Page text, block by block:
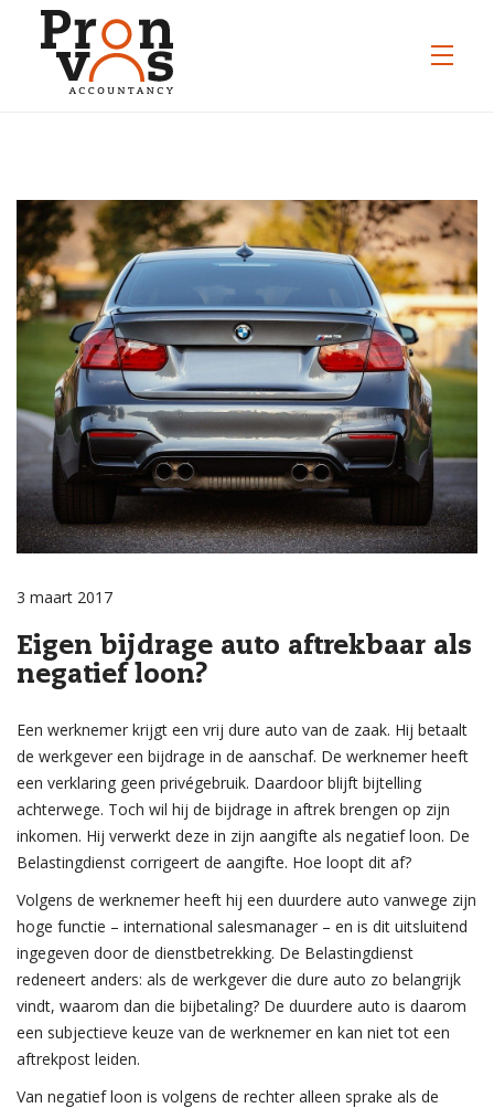
3 maart 2017
Eigen bijdrage auto aftrekbaar als
negatief loon?
Een werknemer krijgt een vrij dure auto van de zaak. Hij betaalt
de werkgever een bijdrage in de aanschaf. De werknemer heeft
een verklaring geen privégebruik. Daardoor blijft bijtelling
achterwege. Toch wil hij de bijdrage in aftrek brengen op zijn
inkomen. Hij verwerkt deze in zijn aangifte als negatief loon. De
Belastingdienst corrigeert de aangifte. Hoe loopt dit af?
Volgens de werknemer heeft hij een duurdere auto vanwege zijn
hoge functie – international salesmanager – en is dit uitsluitend
ingegeven door de dienstbetrekking. De Belastingdienst
redeneert anders: als de werkgever die dure auto zo belangrijk
vindt, waarom dan die bijbetaling? De duurdere auto is daarom
een subjectieve keuze van de werknemer en kan niet tot een
aftrekpost leiden.
Van negatief loon is volgens de rechter alleen sprake als de